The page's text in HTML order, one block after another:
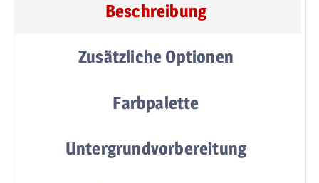
Beschreibung
Zusätzliche Optionen
Farbpalette
Untergrundvorbereitung